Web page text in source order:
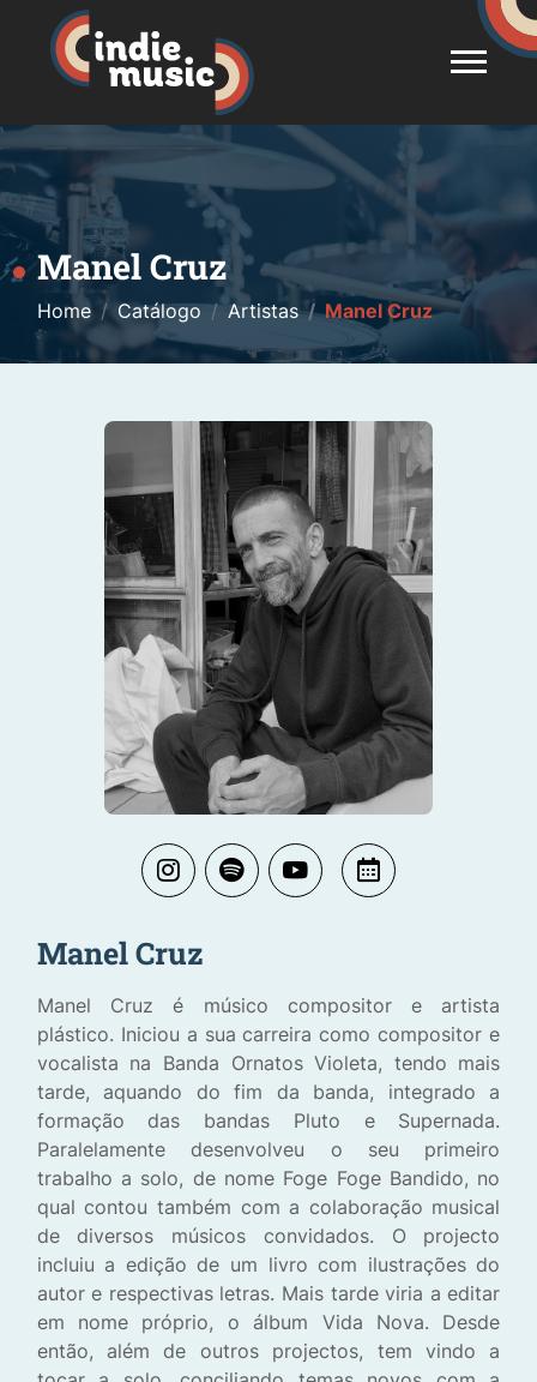
Manel Cruz
Home Catálogo Artistas Manel Cruz
Manel Cruz
Manel Cruz é músico compositor e artista
plástico. Iniciou a sua carreira como compositor e
vocalista na Banda Ornatos Violeta, tendo mais
tarde, aquando do fim da banda, integrado a
formação das bandas Pluto e Supernada.
Paralelamente desenvolveu o seu primeiro
trabalho a solo, de nome Foge Foge Bandido, no
qual contou também com a colaboração musical
de diversos músicos convidados. O projecto
incluiu a edição de um livro com ilustrações do
autor e respectivas letras. Mais tarde viria a editar
em nome próprio, o álbum Vida Nova. Desde
então, além de outros projectos, tem vindo a